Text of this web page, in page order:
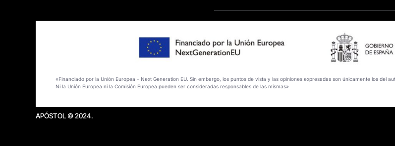
«Financiado por la Unión Europea – Next Generation EU. Sin embargo, los puntos de vista y las opiniones expresadas son únicamente los del
Ni la Unión Europea ni la Comisión Europea pueden ser consideradas responsables de las mismas»
APÓSTOL © 2024.